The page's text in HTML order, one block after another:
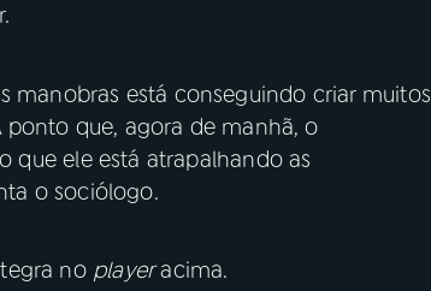
manobras está conseguindo criar muitos
ponto que, agora de manhã, o
que ele está atrapalhando as
o sociólogo.
no playeracima.